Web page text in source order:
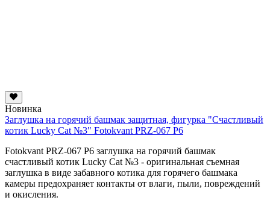
Новинка
Заглушка на горячий башмак защитная, фигурка "Счастливый
котик Lucky Cat №3" Fotokvant PRZ-067 P6
Fotokvant PRZ-067 P6 заглушка на горячий башмак
счастливый котик Lucky Cat №3 - оригинальная съемная
заглушка в виде забавного котика для горячего башмака
камеры предохраняет контакты от влаги, пыли, повреждений
и окисления.